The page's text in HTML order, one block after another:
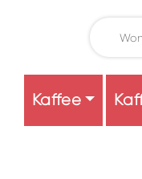
Kaffee